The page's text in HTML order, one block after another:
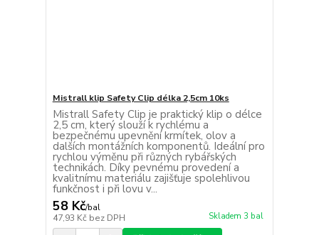
Mistrall klip Safety Clip délka 2,5cm 10ks
Mistrall Safety Clip je praktický klip o délce
2,5 cm, který slouží k rychlému a
bezpečnému upevnění krmítek, olov a
dalších montážních komponentů. Ideální pro
rychlou výměnu při různých rybářských
technikách. Díky pevnému provedení a
kvalitnímu materiálu zajišťuje spolehlivou
funkčnost i při lovu v...
58 Kč/bal
47,93 Kč bez DPH Skladem 3 bal